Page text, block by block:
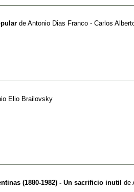
de Antonio Dias Franco - Carlos
Elio Brailovsky
(1880-1982) - Un sacrificio inutil de